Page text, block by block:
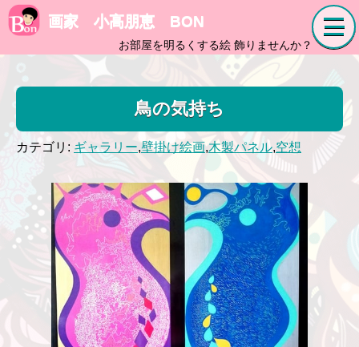
画家 小高朋恵 BON
お部屋を明るくする絵 飾りませんか？
鳥の気持ち
カテゴリ: ギャラリー,壁掛け絵画,木製パネル,空想